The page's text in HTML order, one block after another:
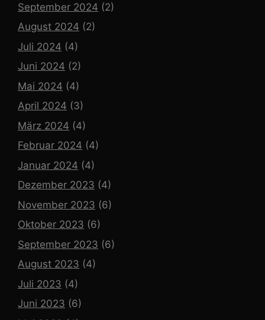
September 2024 (2)
August 2024 (2)
Juli 2024 (4)
Juni 2024 (2)
Mai 2024 (4)
April 2024 (3)
März 2024 (4)
Februar 2024 (4)
Januar 2024 (4)
Dezember 2023 (4)
November 2023 (6)
Oktober 2023 (6)
September 2023 (6)
August 2023 (4)
Juli 2023 (4)
Juni 2023 (6)